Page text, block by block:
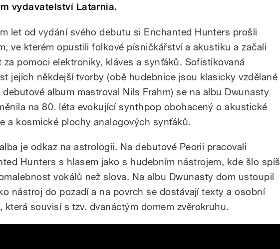
vydavatelství Latarnia.
let od vydání svého debutu si Enchanted Hunters prošli
ve kterém opustili folkové písničkářství a akustiku a začali
za pomoci elektroniky, kláves a synťáků. Sofistikovaná
jejich někdejší tvorby (obě hudebnice jsou klasicky vzdělané
debutové album mastroval Nils Frahm) se na albu Dwunasty
na 80. léta evokující synthpop obohacený o akustické
a kosmické plochy analogových synťáků.
je odkaz na astrologii. Na debutové Peorii pracovali
Hunters s hlasem jako s hudebním nástrojem, kde šlo spíš
vokálů než slova. Na albu Dwunasty dom ustoupil
nástroj do pozadí a na povrch se dostávají texty a osobní
která souvisí s tzv. dvanáctým domem zvěrokruhu.